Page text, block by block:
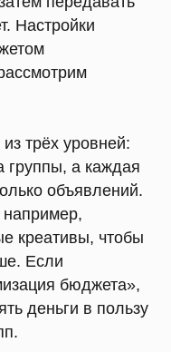
Настройки
трёх уровней:
группы, а каждая
объявлений.
например,
креативы, чтобы
Если
бюджета»,
деньги в пользу